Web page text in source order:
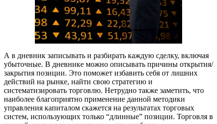
А в дневник записывать и разбирать каждую сделку, включая
убыточные. В дневнике можно описывать причины открытия/
закрытия позиции. Это поможет избавить себя от лишних
действий на рынке, найти свою стратегию и
систематизировать торговлю. Нетрудно также заметить, что
наиболее благоприятно применение данной методики
управления капиталом скажется на результатах торговых
систем, использующих только “длинные” позиции. Торговля в